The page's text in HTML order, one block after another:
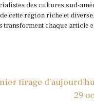
des cultures sud-
cette région riche et diverse.
chaque article
tirage
29